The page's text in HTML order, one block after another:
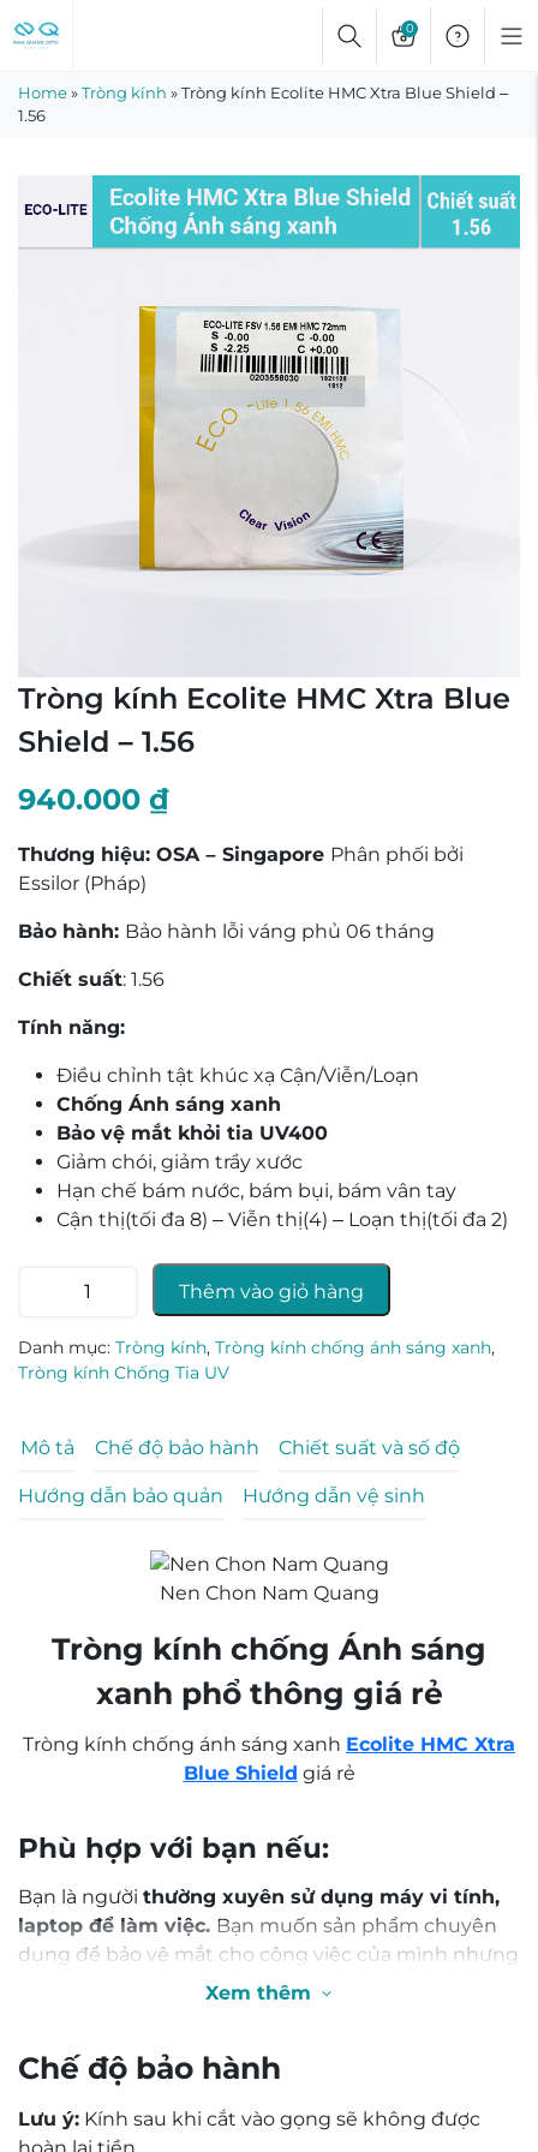
to
0
Home»Tròng kính »Tròng kính Ecolite HMC Xtra Blue Shield –
1.56
Tròng kính Ecolite HMC Xtra Blue
Shield – 1.56
940.000 ₫
Thương hiệu: OSA – Singapore Phân phối bởi
Essilor (Pháp)
Bảo hành: Bảo hành lỗi váng phủ 06 tháng
Chiết suất: 1.56
Tính năng:
Điều chỉnh tật khúc xạ Cận/Viễn/Loạn
Chống Ánh sáng xanh
Bảo vệ mắt khỏi tia UV400
Giảm chói, giảm trầy xước
Hạn chế bám nước, bám bụi, bám vân tay
Cận thị(tối đa 8) – Viễn thị(4) – Loạn thị(tối đa 2)
HMC
Xtra
Shield
1.56
Thêm vào giỏ hàng
Danh mục: Tròng kính, Tròng kính chống ánh sáng xanh,
Tròng kính Chống Tia UV
Mô tả Chế độ bảo hành Chiết suất và số độ
Hướng dẫn bảo quản Hướng dẫn vệ sinh
Nen Chon Nam Quang
Tròng kính chống Ánh sáng
xanh phổ thông giá rẻ
Tròng kính chống ánh sáng xanh Ecolite HMC Xtra
Blue Shield giá rẻ
Phù hợp với bạn nếu:
Bạn là người thường xuyên sử dụng máy vi tính,
laptop để làm việc. Bạn muốn sản phẩm chuyên
dụng để bảo vệ mắt cho công việc của mình nhưng
mong muốn kinh phí vừa phải với mức giá hợp lý.
Bạn sẽ yêu thíchtròng kính
vì…
Xem thêm
0,0